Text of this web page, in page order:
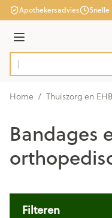
Ga naar de inhoud
Apothekersadvies
Menu
Product, merk,
Home / Thuiszorg en
Bandages
Filteren